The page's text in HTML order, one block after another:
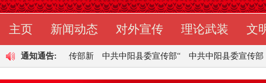
主页 新闻动态 对外宣传 理论武装 文
通知通告:
宣传部新 中共中阳县委宣传部“ 中共中阳县委宣传部《 中阳县城